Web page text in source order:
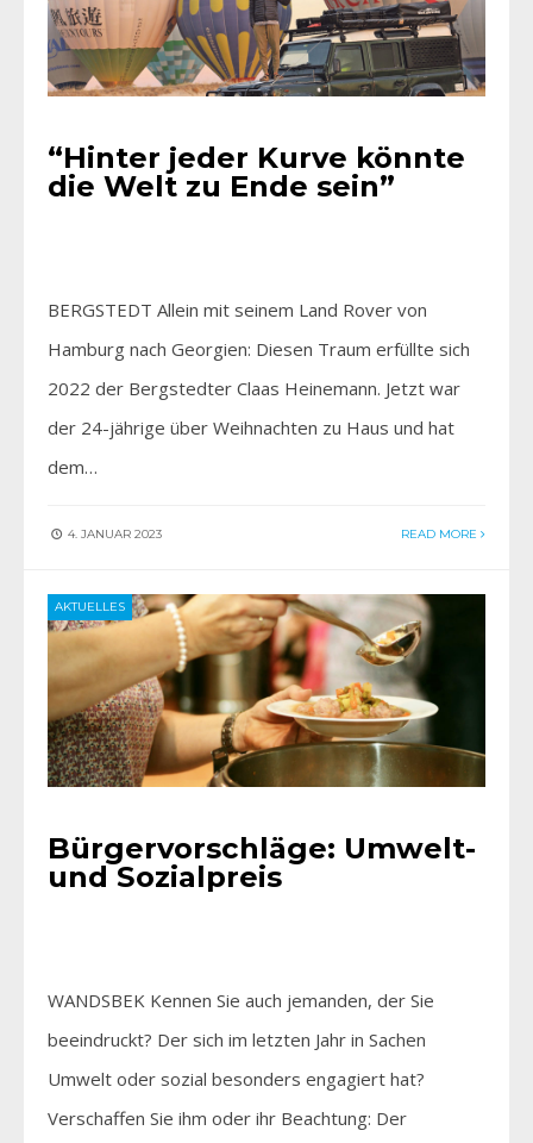
“Hinter jeder Kurve könnte
die Welt zu Ende sein”
BERGSTEDT Allein mit seinem Land Rover von
Hamburg nach Georgien: Diesen Traum erfüllte sich
2022 der Bergstedter Claas Heinemann. Jetzt war
der 24-jährige über Weihnachten zu Haus und hat
dem…
4. JANUAR 2023 READ MORE
AKTUELLES
Bürgervorschläge: Umwelt-
und Sozialpreis
WANDSBEK Kennen Sie auch jemanden, der Sie
beeindruckt? Der sich im letzten Jahr in Sachen
Umwelt oder sozial besonders engagiert hat?
Verschaffen Sie ihm oder ihr Beachtung: Der